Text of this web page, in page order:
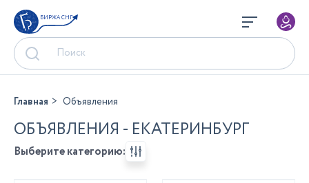
БИРЖА СНГ
Главная Объявления
ОБЪЯВЛЕНИЯ - ЕКАТЕРИНБУРГ
Выберите категорию: